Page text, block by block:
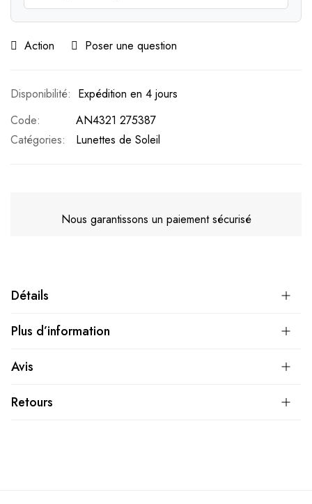
Action Poser une question
Expédition en 4 jours
Code
AN4321 275387
Catégories:
Lunettes de Soleil
Nous garantissons un paiement sécurisé
Détails
Plus d’information
Avis
Retours